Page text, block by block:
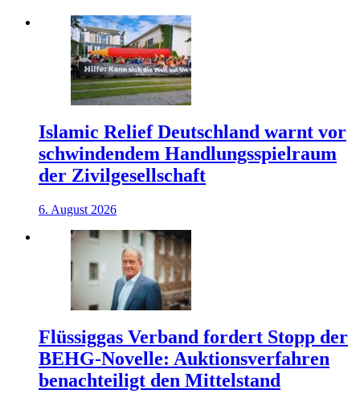
Islamic Relief Deutschland warnt vor
schwindendem Handlungsspielraum
der Zivilgesellschaft
6. August 2026
Flüssiggas Verband fordert Stopp der
BEHG-Novelle: Auktionsverfahren
benachteiligt den Mittelstand